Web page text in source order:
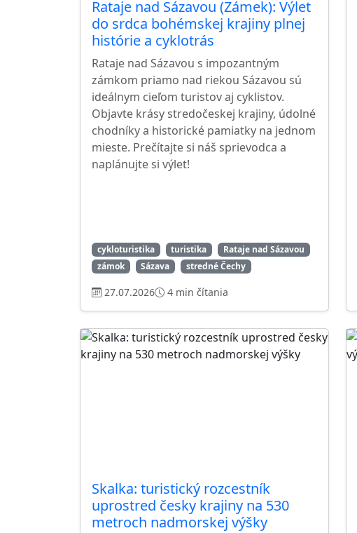
Rataje nad Sázavou (Zámek): Výlet
do srdca bohémskej krajiny plnej
histórie a cyklotrás
Rataje nad Sázavou s impozantným
zámkom priamo nad riekou Sázavou sú
ideálnym cieľom turistov aj cyklistov.
Objavte krásy stredočeskej krajiny, údolné
chodníky a historické pamiatky na jednom
mieste. Prečítajte si náš sprievodca a
naplánujte si výlet!
cykloturistika turistika
Rataje nad Sázavou
zámok
Sázava stredné Čechy
27.07.2026 4 min čítania
Skalka: turistický rozcestník
uprostred česky krajiny na 530
metroch nadmorskej výšky